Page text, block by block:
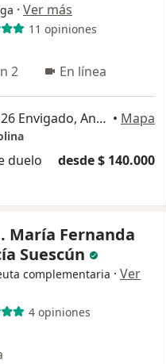
· Ver más
11 opiniones
2 En línea
Diagonal 39 Trv 33 sur 26 Envigado, Antioquia, Colombia, Envigado • Mapa
duelo desde $ 140.000
María Fernanda
Suescún
complementaria · Ver
4 opiniones